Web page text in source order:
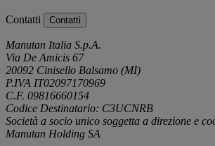
Contatti Contatti
Manutan Italia S.p.A.
Via De Amicis 67
20092 Cinisello Balsamo (MI)
P.IVA IT02097170969
C.F. 09816660154
Codice Destinatario: C3UCNRB
Società a socio unico soggetta a direzione e
Manutan Holding SA